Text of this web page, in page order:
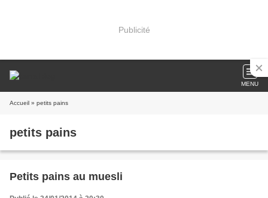
Publicité
MENU
Accueil » petits pains
petits pains
Petits pains au muesli